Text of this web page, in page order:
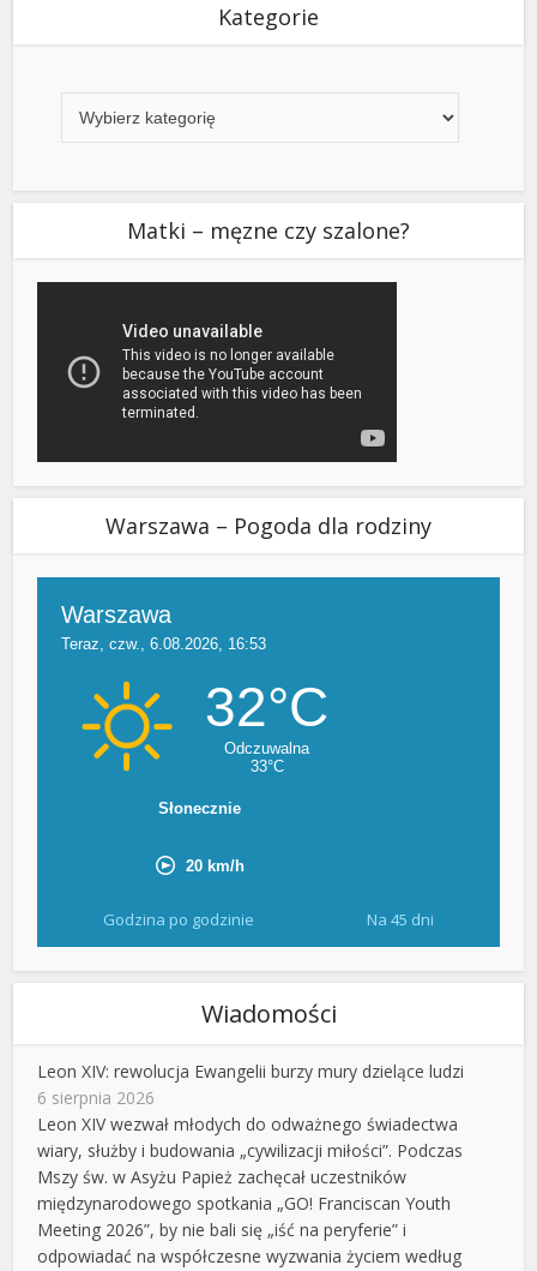
Kategorie
Matki – męzne czy szalone?
Warszawa – Pogoda dla rodziny
Godzina po godzinie Na 45 dni
Wiadomości
Leon XIV: rewolucja Ewangelii burzy mury dzielące ludzi
6 sierpnia 2026
Leon XIV wezwał młodych do odważnego świadectwa
wiary, służby i budowania „cywilizacji miłości”. Podczas
Mszy św. w Asyżu Papież zachęcał uczestników
międzynarodowego spotkania „GO! Franciscan Youth
Meeting 2026”, by nie bali się „iść na peryferie” i
odpowiadać na współczesne wyzwania życiem według